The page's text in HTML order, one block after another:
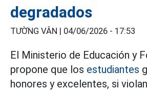
degradados
TƯỜNG VÂN | 04/06/2026 - 17:53
El Ministerio de Educación y
propone que los estudiantes
honores y excelentes, si